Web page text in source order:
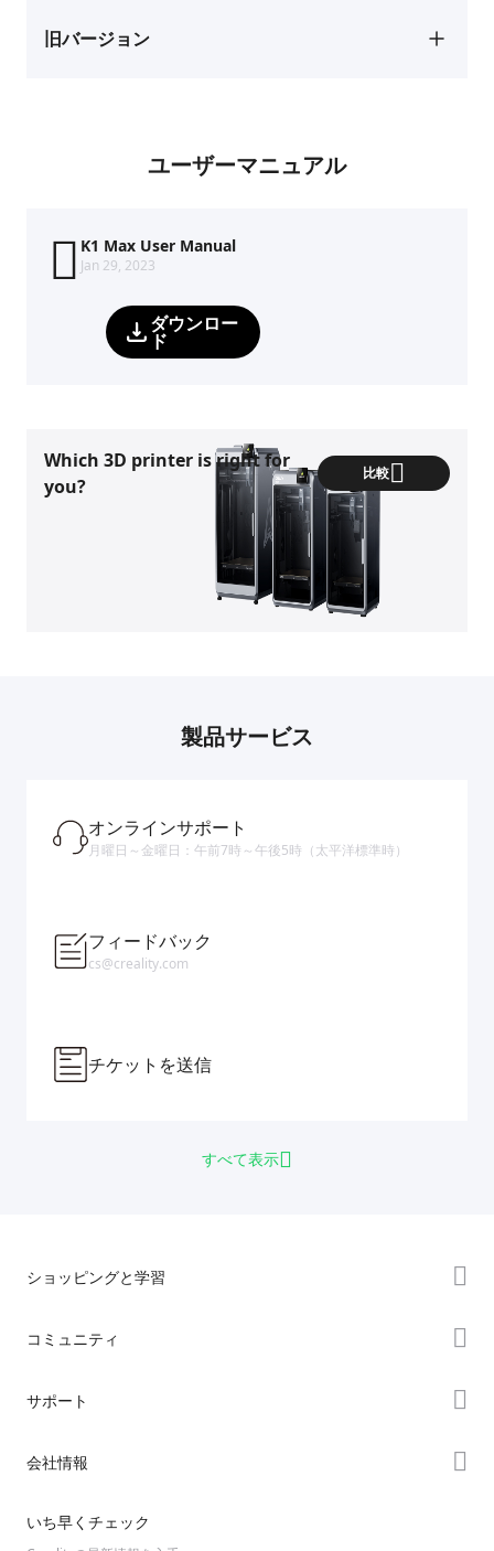
旧バージョン
ユーザーマニュアル
K1 Max User Manual
Jan 29, 2023
ダウンロー
ド
Which 3D printer is right for
you?
比較
製品サービス
オンラインサポート
月曜日～金曜日：午前7時～午後5時（太平洋標準時）
フィードバック
cs@creality.com
チケットを送信
すべて表示
ショッピングと学習
K2シリーズ
コミュニティ
Discord
サポート
ヘルプ
会社情報
お問い合わせ
いち早くチェック